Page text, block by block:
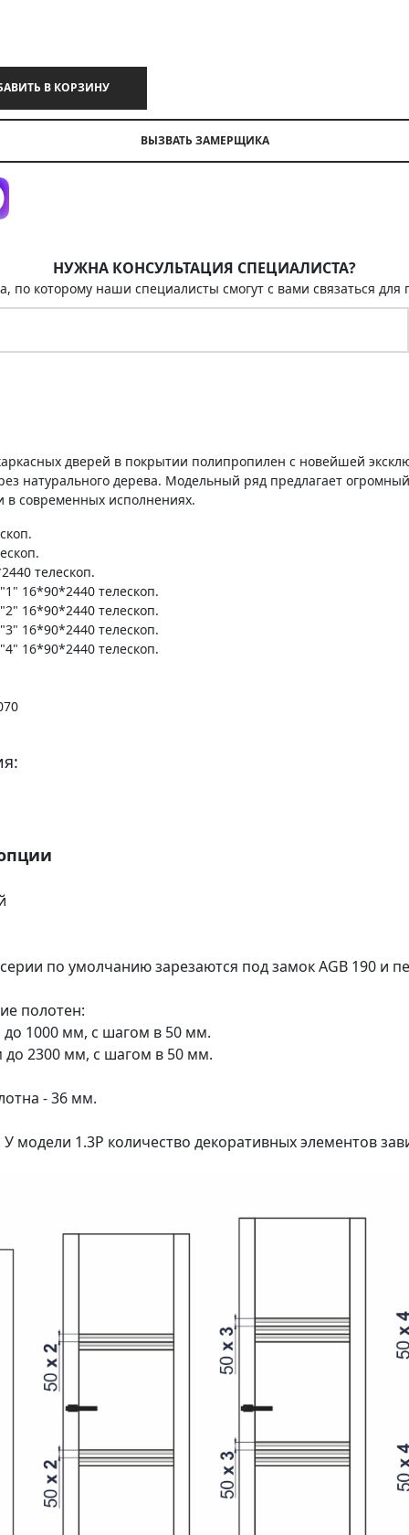
ДОБАВИТЬ В КОРЗИНУ
ВЫЗВАТЬ ЗАМЕРЩИКА
НУЖНА КОНСУЛЬТАЦИЯ СПЕЦИАЛИСТА?
по которому наши специалисты смогут с вами связаться для
дверей в покрытии полипропилен с новейшей
натурального дерева. Модельный ряд предлагает
в современных исполнениях.
телескоп.
16*90*2440 телескоп.
16*90*2440 телескоп.
16*90*2440 телескоп.
16*90*2440 телескоп.
по умолчанию зарезаются под замок AGB 190 и
полотен:
1000 мм, с шагом в 50 мм.
до 2300 мм, с шагом в 50 мм.
- 36 мм.
модели 1.3P количество декоративных элементов